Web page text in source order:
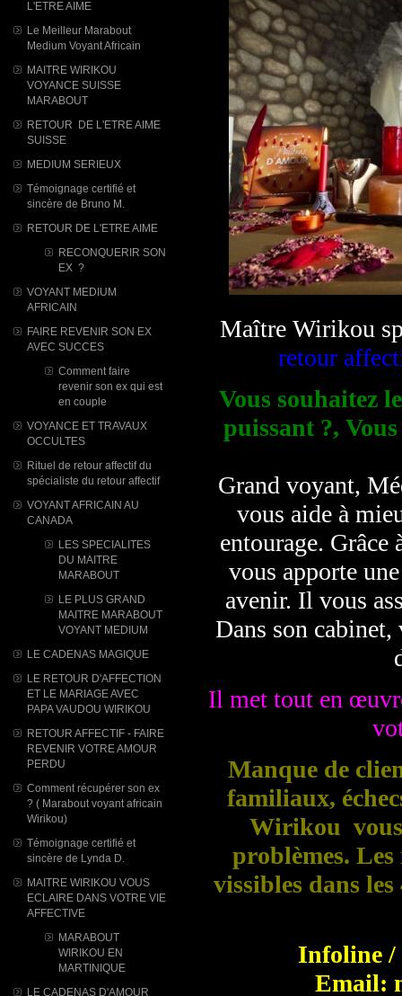
L'ETRE AIME
Le Meilleur Marabout
Medium Voyant Africain
MAITRE WIRIKOU
VOYANCE SUISSE
MARABOUT
RETOUR DE L'ETRE AIME
SUISSE
MEDIUM SERIEUX
Témoignage certifié et
sincère de Bruno M.
RETOUR DE L'ETRE AIME
RECONQUERIR SON
EX ?
VOYANT MEDIUM
AFRICAIN
FAIRE REVENIR SON EX
AVEC SUCCES
Comment faire
revenir son ex qui est
en couple
VOYANCE ET TRAVAUX
OCCULTES
Rituel de retour affectif du
spécialiste du retour affectif
VOYANT AFRICAIN AU
CANADA
LES SPECIALITES
DU MAITRE
MARABOUT
LE PLUS GRAND
MAITRE MARABOUT
VOYANT MEDIUM
LE CADENAS MAGIQUE
LE RETOUR D'AFFECTION
ET LE MARIAGE AVEC
PAPA VAUDOU WIRIKOU
RETOUR AFFECTIF - FAIRE
REVENIR VOTRE AMOUR
PERDU
Comment récupérer son ex
? ( Marabout voyant africain
Wirikou)
Témoignage certifié et
sincère de Lynda D.
MAITRE WIRIKOU VOUS
ECLAIRE DANS VOTRE VIE
AFFECTIVE
MARABOUT
WIRIKOU ​EN
MARTINIQUE
LE CADENAS D'AMOUR
Maître Wirikou
retour
Vous souhaitez
puissant ?,
Grand voyant,
vous aide à
entourage. Grâce
vous apporte
avenir. Il vous
Dans son
Il met tout en
Manque de
familiaux,
Wirikou vous
problèmes.
vissibles dans
Infoline /
Email: